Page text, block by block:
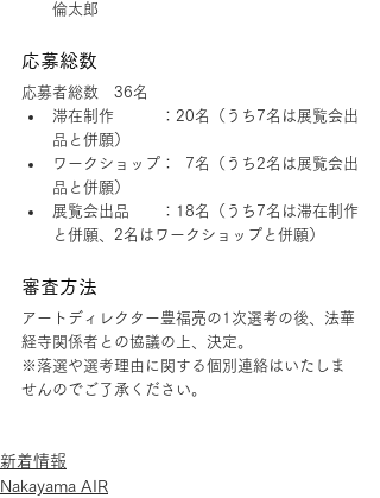
倫太郎
応募総数
応募者総数　36名
滞在制作　　　：20名（うち7名は展覧会出
品と併願）
ワークショップ：  7名（うち2名は展覧会出
品と併願）
展覧会出品　　：18名（うち7名は滞在制作
と併願、2名はワークショップと併願）
審査方法
アートディレクター豊福亮の1次選考の後、法華
経寺関係者との協議の上、決定。
※落選や選考理由に関する個別連絡はいたしま
せんのでご了承ください。
新着情報
Nakayama AIR